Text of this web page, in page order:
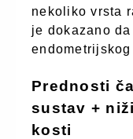
nekoliko vrsta
je dokazano
Prednosti
sustav +
kosti